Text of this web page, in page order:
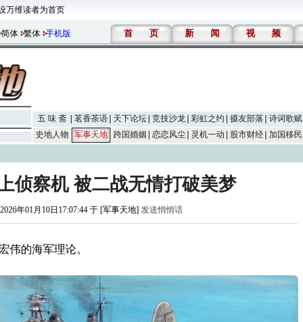
万维读者为首页
简体 繁体 手机版 首 页 新 闻 视 频
五 味 斋 茗香茶语 天下论坛 竞技沙龙 彩虹之约 摄友部落 诗词歌赋
史地人物
军事天地 跨国婚姻 恋恋风尘 灵机一动 股市财经 加国移民
侦察机 被二战无情打破美梦
2026年01月10日17:07:44 于 [军事天地] 发送悄悄话
伟的海军理论。